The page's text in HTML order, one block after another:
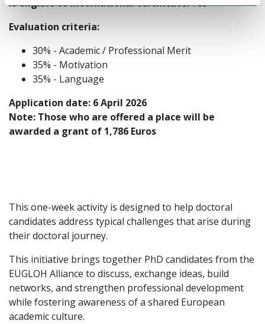
Is eligible to international certificate:Yes
Evaluation criteria:
30% - Academic / Professional Merit
35% - Motivation
35% - Language
Application date: 6 April 2026
Note: Those who are offered a place will be
awarded a grant of 1,786 Euros
This one-week activity is designed to help doctoral
candidates address typical challenges that arise during
their doctoral journey.
This initiative brings together PhD candidates from the
EUGLOH Alliance to discuss, exchange ideas, build
networks, and strengthen professional development
while fostering awareness of a shared European
academic culture.